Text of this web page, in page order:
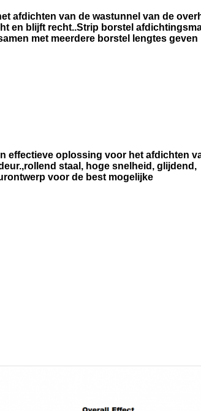
afdichten van de wastunnel van de
en blijft recht..Strip borstel
met meerdere borstel lengtes
effectieve oplossing voor het afdichten
staal, hoge snelheid, glijdend,
voor de best mogelijke